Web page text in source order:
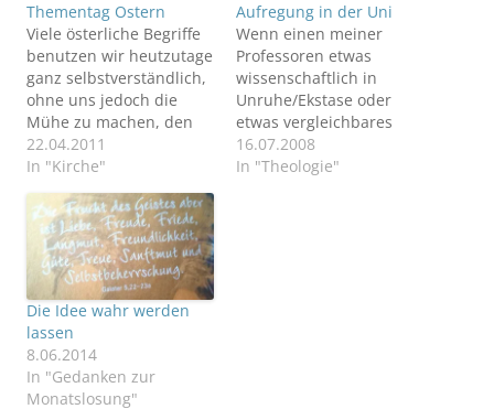
Thementag Ostern
Viele österliche Begriffe
benutzen wir heutzutage
ganz selbstverständlich,
ohne uns jedoch die
Mühe zu machen, den
Sinn der Worte oder der
Feiertage tatsächlich zu
hinterfragen. Warum
bitte heißt der
Donnerstag vor Ostern
nun Gründonnerstag
und warum der Tag
danach Karfreitag?
Reicht es nicht zu
wissen, dass zumindest
der Karfreitag ein…
22.04.2011
In "Kirche"
Aufregung in der Uni
Wenn einen meiner
Professoren etwas
wissenschaftlich in
Unruhe/Ekstase oder
etwas vergleichbares
versetzt, dann ist
entweder die Zeitreise
16.07.2008
In "Theologie"
Die Idee wahr werden
lassen
8.06.2014
In "Gedanken zur
Monatslosung"